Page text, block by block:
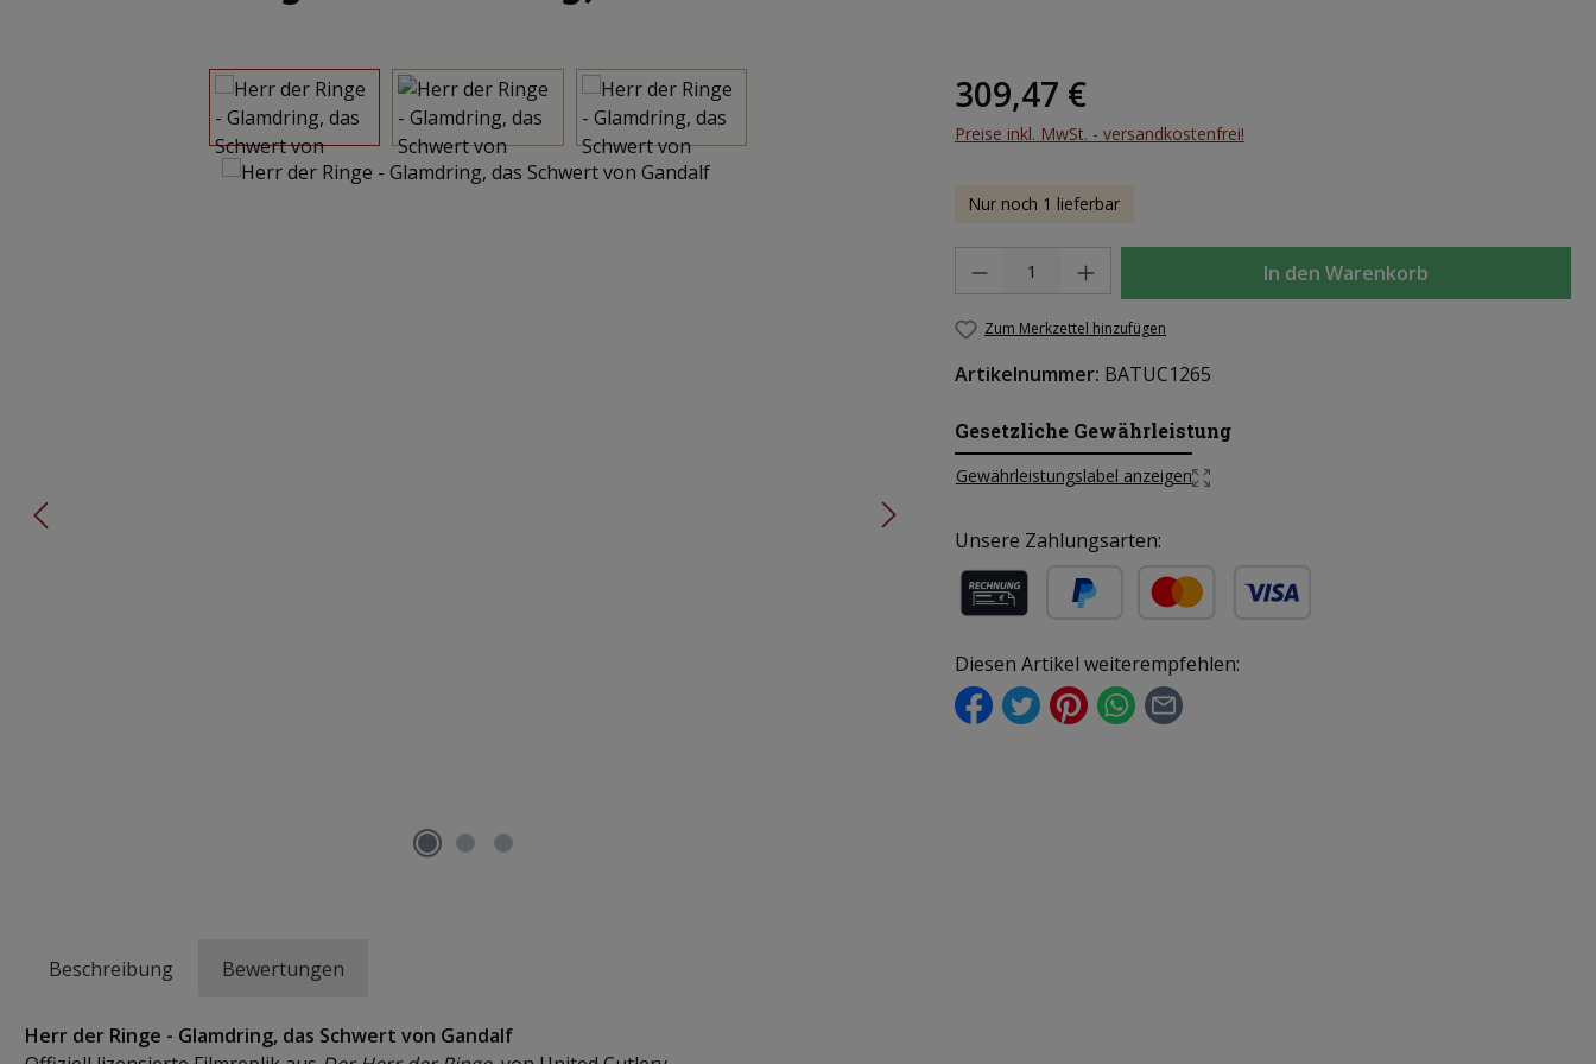
Bildergalerie überspringen Regulärer Preis:
309,47 €
Preise inkl. MwSt. - versandkostenfrei!
Nur noch 1 lieferbar
In den Warenkorb
Zum Merkzettel hinzufügen
Artikelnummer: BATUC1265
Gesetzliche Gewährleistung
Gewährleistungslabel anzeigen
Unsere Zahlungsarten:
Diesen Artikel weiterempfehlen:
Beschreibung Bewertungen
Herr der Ringe - Glamdring, das Schwert von Gandalf